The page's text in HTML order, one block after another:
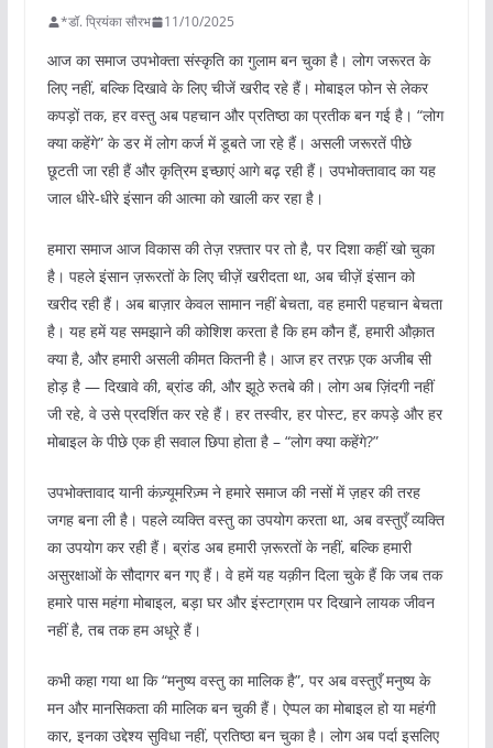
*डॉ. प्रियंका सौरभ 11/10/2025
आज का समाज उपभोक्ता संस्कृति का गुलाम बन चुका है। लोग जरूरत के
लिए नहीं, बल्कि दिखावे के लिए चीजें खरीद रहे हैं। मोबाइल फोन से लेकर
कपड़ों तक, हर वस्तु अब पहचान और प्रतिष्ठा का प्रतीक बन गई है। “लोग
क्या कहेंगे” के डर में लोग कर्ज में डूबते जा रहे हैं। असली जरूरतें पीछे
छूटती जा रही हैं और कृत्रिम इच्छाएं आगे बढ़ रही हैं। उपभोक्तावाद का यह
जाल धीरे-धीरे इंसान की आत्मा को खाली कर रहा है।
हमारा समाज आज विकास की तेज़ रफ़्तार पर तो है, पर दिशा कहीं खो चुका
है। पहले इंसान ज़रूरतों के लिए चीज़ें खरीदता था, अब चीज़ें इंसान को
खरीद रही हैं। अब बाज़ार केवल सामान नहीं बेचता, वह हमारी पहचान बेचता
है। यह हमें यह समझाने की कोशिश करता है कि हम कौन हैं, हमारी औक़ात
क्या है, और हमारी असली कीमत कितनी है। आज हर तरफ़ एक अजीब सी
होड़ है — दिखावे की, ब्रांड की, और झूठे रुतबे की। लोग अब ज़िंदगी नहीं
जी रहे, वे उसे प्रदर्शित कर रहे हैं। हर तस्वीर, हर पोस्ट, हर कपड़े और हर
मोबाइल के पीछे एक ही सवाल छिपा होता है – “लोग क्या कहेंगे?”
उपभोक्तावाद यानी कंज़्यूमरिज़्म ने हमारे समाज की नसों में ज़हर की तरह
जगह बना ली है। पहले व्यक्ति वस्तु का उपयोग करता था, अब वस्तुएँ व्यक्ति
का उपयोग कर रही हैं। ब्रांड अब हमारी ज़रूरतों के नहीं, बल्कि हमारी
असुरक्षाओं के सौदागर बन गए हैं। वे हमें यह यक़ीन दिला चुके हैं कि जब तक
हमारे पास महंगा मोबाइल, बड़ा घर और इंस्टाग्राम पर दिखाने लायक जीवन
नहीं है, तब तक हम अधूरे हैं।
कभी कहा गया था कि “मनुष्य वस्तु का मालिक है”, पर अब वस्तुएँ मनुष्य के
मन और मानसिकता की मालिक बन चुकी हैं। ऐप्पल का मोबाइल हो या महंगी
कार, इनका उद्देश्य सुविधा नहीं, प्रतिष्ठा बन चुका है। लोग अब पर्दा इसलिए